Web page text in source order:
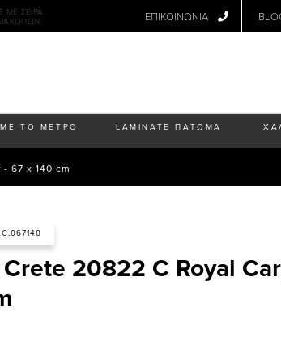
ΜΕ ΣΕΙΡΆ
ΕΠΙΚΟΙΝΩΝΙΑ
ΤΟ ΜΕΤΡΟ LAMINATE ΠΑΤΩΜΑ
67 x 140 cm
20822 C Royal